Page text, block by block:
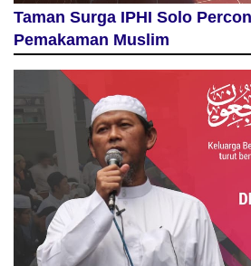
Taman Surga IPHI Solo
Pemakaman Muslim